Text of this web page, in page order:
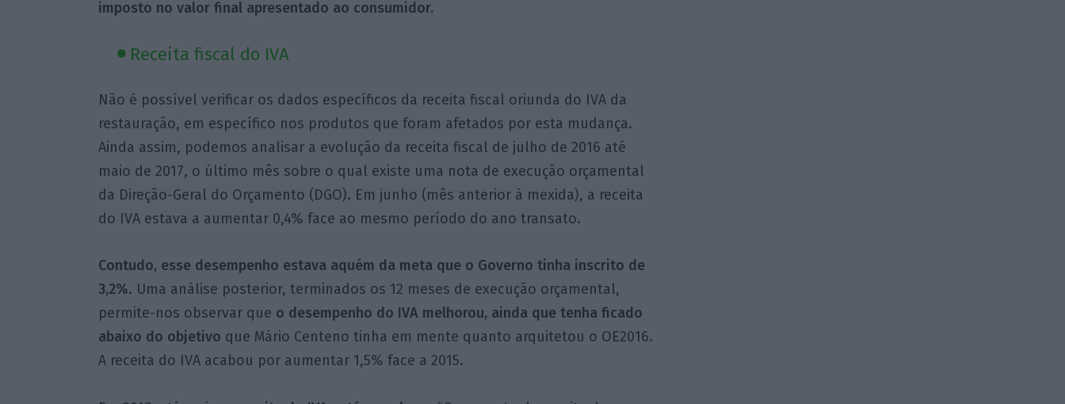
imposto no valor final apresentado ao consumidor.
Receita fiscal do IVA
Não é possível verificar os dados específicos da receita fiscal oriunda do IVA da
restauração, em específico nos produtos que foram afetados por esta mudança.
Ainda assim, podemos analisar a evolução da receita fiscal de julho de 2016 até
maio de 2017, o último mês sobre o qual existe uma nota de execução orçamental
da Direção-Geral do Orçamento (DGO). Em junho (mês anterior à mexida), a receita
do IVA estava a aumentar 0,4% face ao mesmo período do ano transato.
Contudo, esse desempenho estava aquém da meta que o Governo tinha inscrito de
3,2%. Uma análise posterior, terminados os 12 meses de execução orçamental,
permite-nos observar que o desempenho do IVA melhorou, ainda que tenha ficado
abaixo do objetivo que Mário Centeno tinha em mente quanto arquitetou o OE2016.
A receita do IVA acabou por aumentar 1,5% face a 2015.